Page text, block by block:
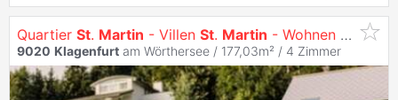
Quartier St. Martin - Villen St. Martin - Wohnen mit Ausblick
9020 Klagenfurt am Wörthersee / 177,03m² / 4 Zimmer